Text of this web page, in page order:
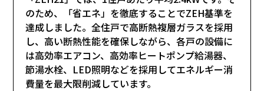
のため、「省エネ」を徹底することでZEH基準を
達成しました。全住戸で高断熱複層ガラスを採用
し、高い断熱性能を確保しながら、各戸の設備に
は高効率エアコン、高効率ヒートポンプ給湯器、
節湯水栓、LED照明などを採用してエネルギー消
費量を最大限削減しています。